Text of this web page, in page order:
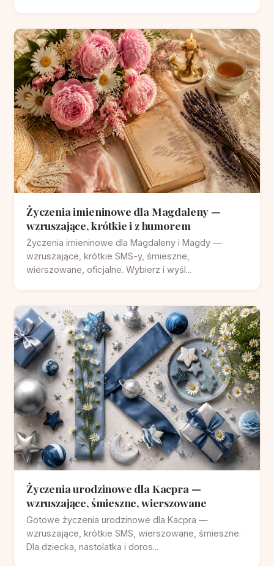
Życzenia imieninowe dla Magdaleny —
wzruszające, krótkie i z humorem
Życzenia imieninowe dla Magdaleny i Magdy —
wzruszające, krótkie SMS-y, śmieszne,
wierszowane, oficjalne. Wybierz i wyśl...
Życzenia urodzinowe dla Kacpra —
wzruszające, śmieszne, wierszowane
Gotowe życzenia urodzinowe dla Kacpra —
wzruszające, krótkie SMS, wierszowane, śmieszne.
Dla dziecka, nastolatka i doros...